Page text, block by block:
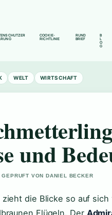
COOKIE-
RICHTLINIE
RUND
BRIEF
B
L
O
G
WELT WIRTSCHAFT
und
VON DANIEL BECKER
zieht die Blicke so auf
Flügeln. Der